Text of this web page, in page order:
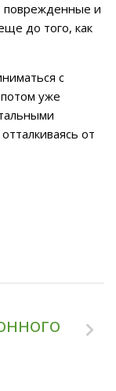
поврежденные и
до того, как
с
уже
от